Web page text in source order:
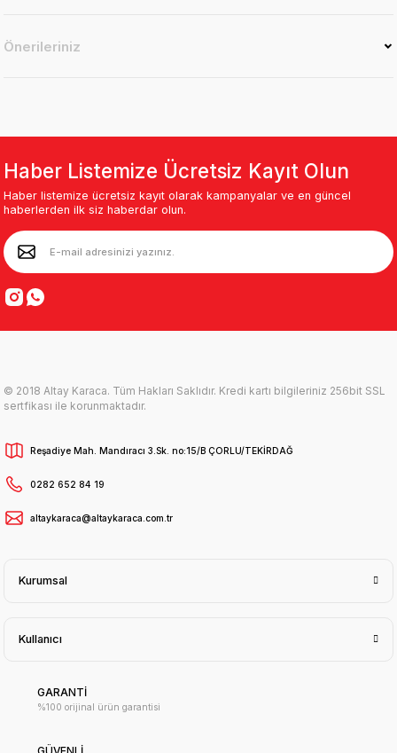
Önerileriniz
Haber Listemize Ücretsiz Kayıt Olun
Haber listemize ücretsiz kayıt olarak kampanyalar ve en güncel
haberlerden ilk siz haberdar olun.
© 2018 Altay Karaca. Tüm Hakları Saklıdır. Kredi kartı bilgileriniz 256bit SSL
sertfikası ile korunmaktadır.
Reşadiye Mah. Mandıracı 3.Sk. no:15/B ÇORLU/TEKİRDAĞ
0282 652 84 19
altaykaraca@altaykaraca.com.tr
Kurumsal
Kullanıcı
GARANTİ
%100 orijinal ürün garantisi